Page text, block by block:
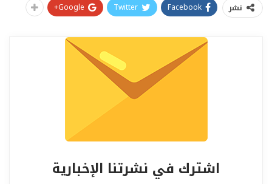
نشر Facebook
Twitter
Google+
اشترك في نشرتنا الإخبارية